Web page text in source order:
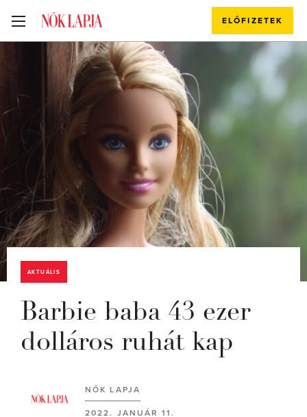
ELŐFIZETEK
AKTUÁLIS
Barbie baba 43 ezer
dolláros ruhát kap
NŐK LAPJA
2022. JANUÁR 11.